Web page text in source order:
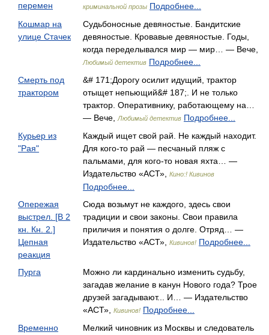
перемен
криминальной прозы Подробнее...
Кошмар на
улице Стачек
Судьбоносные девяностые. Бандитские
девяностые. Кровавые девяностые. Годы,
когда переделывался мир — мир… — Вече,
Любимый детектив Подробнее...
Смерть под
трактором
&# 171;Дорогу осилит идущий, трактор
отыщет непьющий&# 187;. И не только
трактор. Оперативнику, работающему на…
— Вече,
Любимый детектив Подробнее...
Курьер из
"Рая"
Каждый ищет свой рай. Не каждый находит.
Для кого-то рай — песчаный пляж с
пальмами, для кого-то новая яхта… —
Издательство «АСТ»,
Кино:! Кивинов
Подробнее...
Опережая
выстрел. [В 2
кн. Кн. 2.]
Цепная
реакция
Сюда возьмут не каждого, здесь свои
традиции и свои зако­ны. Свои правила
приличия и понятия о долге. Отряд… —
Издательство «АСТ»,
Кивинов! Подробнее...
Пурга
Можно ли кардинально изменить судьбу,
загадав желание в канун Нового года? Трое
друзей загадывают... И… — Издательство
«АСТ»,
Кивинов! Подробнее...
Временно
Мелкий чиновник из Москвы и следователь